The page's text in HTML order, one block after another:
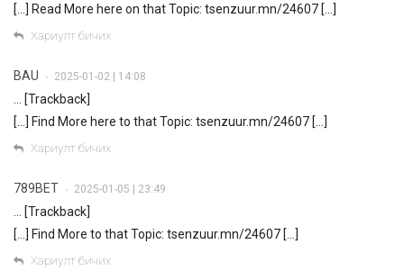
[…] Read More here on that Topic: tsenzuur.mn/24607 […]
Хариулт бичих
BAU • 2025-01-02 | 14:08
… [Trackback]
[…] Find More here to that Topic: tsenzuur.mn/24607 […]
Хариулт бичих
789BET • 2025-01-05 | 23:49
… [Trackback]
[…] Find More to that Topic: tsenzuur.mn/24607 […]
Хариулт бичих